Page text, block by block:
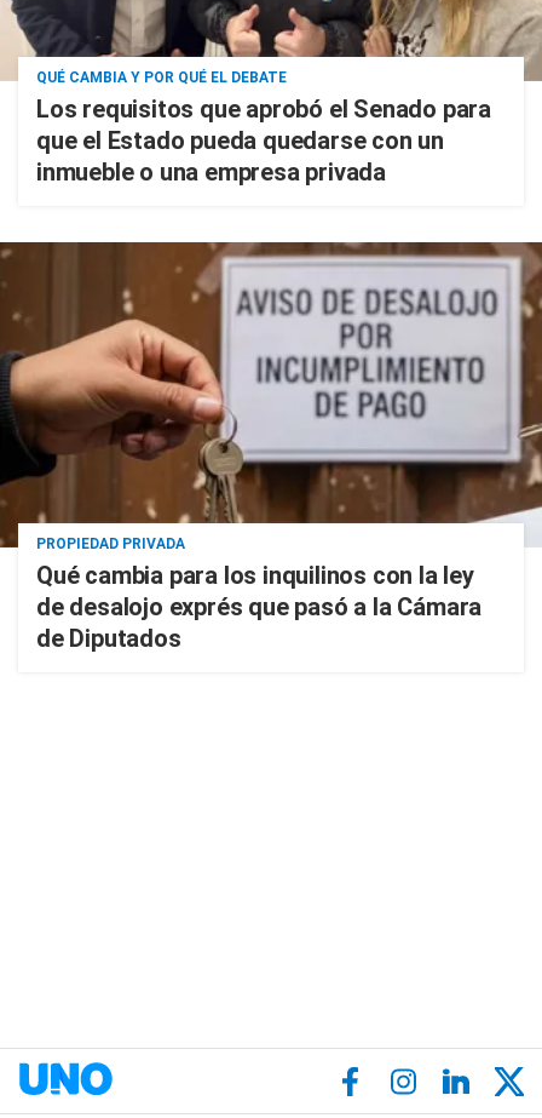
QUÉ CAMBIA Y POR QUÉ EL DEBATE
Los requisitos que aprobó el Senado para
que el Estado pueda quedarse con un
inmueble o una empresa privada
PROPIEDAD PRIVADA
Qué cambia para los inquilinos con la ley
de desalojo exprés que pasó a la Cámara
de Diputados